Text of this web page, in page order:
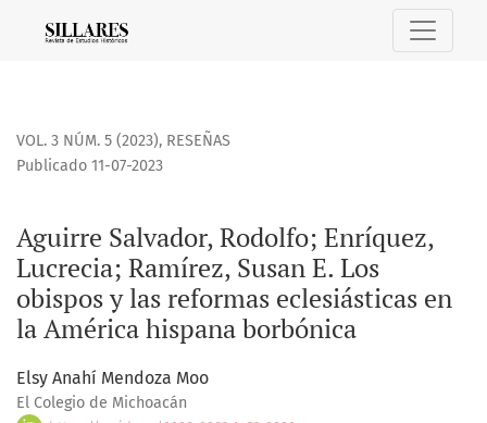
Aguirre Salvador, Rodolfo; Enríquez, Lucrecia; Ramírez,
VOL. 3 NÚM. 5 (2023), RESEÑAS
Aguirre Salvador, Rodolfo; Enríquez,
Lucrecia; Ramírez, Susan E. Los
obispos y las reformas eclesiásticas en
la América hispana borbónica
Publicado 11-07-2023
Elsy Anahí Mendoza Moo
El Colegio de Michoacán